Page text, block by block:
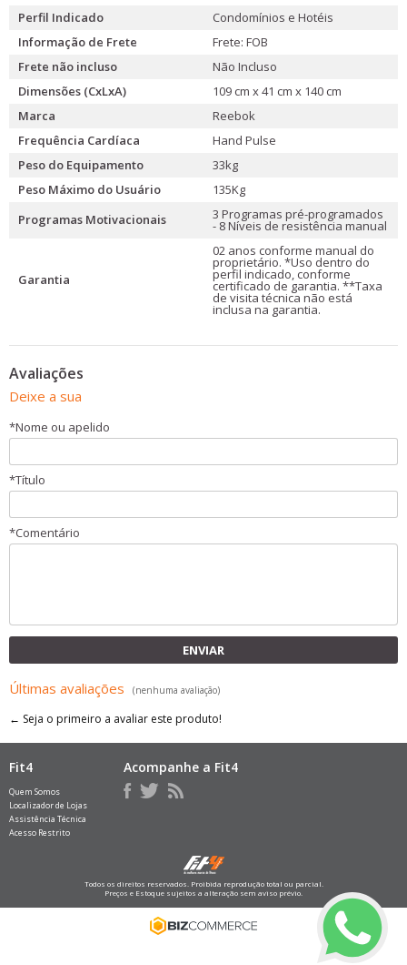
Perfil Indicado
Condomínios e Hotéis
Informação de Frete
Frete: FOB
Frete não incluso
Não Incluso
Dimensões (CxLxA)
109 cm x 41 cm x 140 cm
Marca
Reebok
Frequência Cardíaca
Hand Pulse
Peso do Equipamento
33kg
Peso Máximo do Usuário
135Kg
Programas Motivacionais
3 Programas pré-programados
- 8 Níveis de resistência manual
Garantia
02 anos conforme manual do
proprietário. *Uso dentro do
perfil indicado, conforme
certificado de garantia. **Taxa
de visita técnica não está
inclusa na garantia.
Avaliações
Deixe a sua
*Nome ou apelido
*Título
*Comentário
ENVIAR
Últimas avaliações (nenhuma avaliação)
← Seja o primeiro a avaliar este produto!
Fit4
Quem Somos
Localizador de Lojas
Assistência Técnica
Acesso Restrito
Acompanhe a Fit4
Todos os direitos reservados. Proibida reprodução total ou parcial.
Preços e Estoque sujeitos a alteração sem aviso prévio.